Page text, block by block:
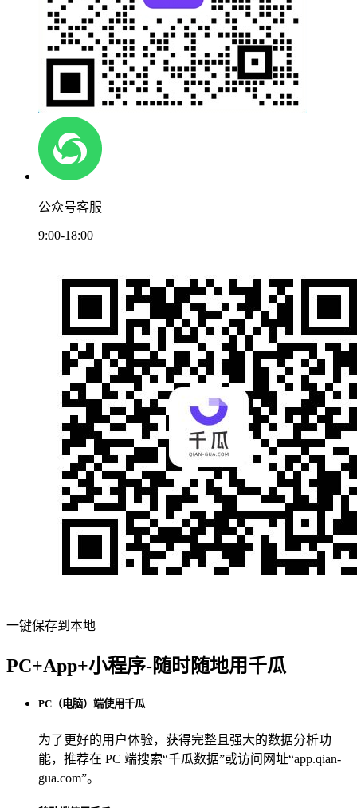
公众号客服
9:00-18:00
一键保存到本地
PC+App+小程序-随时随地用千瓜
PC（电脑）端使用千瓜
为了更好的用户体验，获得完整且强大的数据分析功
能，推荐在 PC 端搜索“千瓜数据”或访问网址“app.qian-
gua.com”。